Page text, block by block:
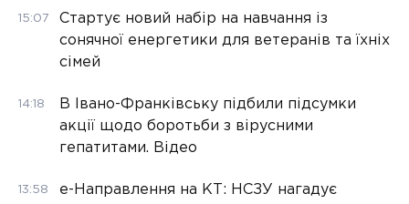
15:07
Стартує новий набір на навчання із
сонячної енергетики для ветеранів та їхніх
сімей
14:18
В Івано-Франківську підбили підсумки
акції щодо боротьби з вірусними
гепатитами. Відео
13:58
е-Направлення на КТ: НСЗУ нагадує